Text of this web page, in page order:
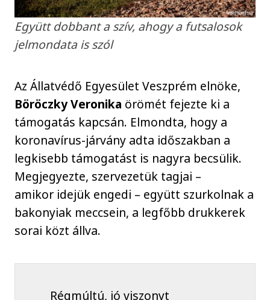
Együtt dobbant a szív, ahogy a futsalosok
jelmondata is szól
Az Állatvédő Egyesület Veszprém elnöke,
Böröczky Veronika örömét fejezte ki a
támogatás kapcsán. Elmondta, hogy a
koronavírus-járvány adta időszakban a
legkisebb támogatást is nagyra becsülik.
Megjegyezte, szervezetük tagjai –
amikor idejük engedi – együtt szurkolnak a
bakonyiak meccsein, a legfőbb drukkerek
sorai közt állva.
Régmúltú, jó viszonyt